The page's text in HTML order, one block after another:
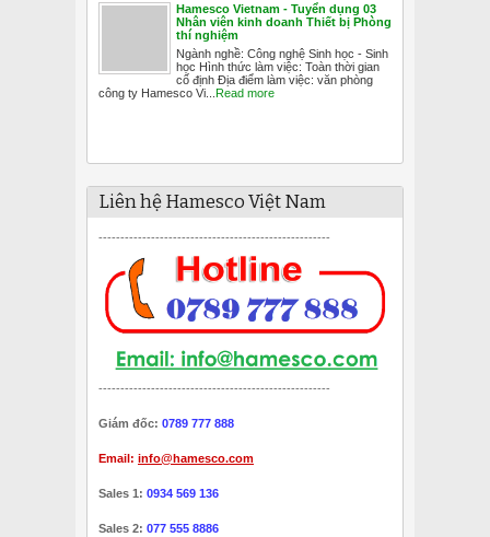
Hamesco Vietnam - Tuyển dụng 03
Nhân viên kinh doanh Thiết bị Phòng
thí nghiệm
Ngành nghề: Công nghệ Sinh học - Sinh
học Hình thức làm việc: Toàn thời gian
cố định Địa điểm làm việc: văn phòng
công ty Hamesco Vi... Read more
Liên hệ Hamesco Việt Nam
-----------------------------------------------------
-----------------------------------------------------
Giám đốc: 0789 777 888
Email: info@hamesco.com
Sales 1: 0934 569 136
Sales 2: 077 555 8886